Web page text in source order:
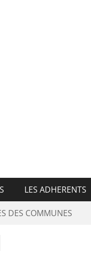
LES ADHERENTS
DES COMMUNES